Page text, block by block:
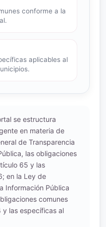
conforme a la
aplicables al
se estructura
en materia de
de Transparencia
las obligaciones
65 y las
en la Ley de
Información Pública
comunes
las específicas al